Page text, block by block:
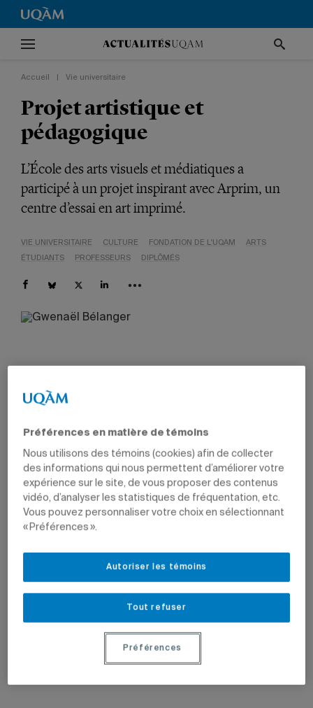
Accueil Vie universitaire
Projet artistique et
pédagogique
L’École des arts visuels et médiatiques a
participé à un projet inspirant avec Arprim, un
centre d’essai en art imprimé.
VIE UNIVERSITAIRE CULTURE FONDATION DE L'UQAM
ARTS
ÉTUDIANTS
PROFESSEURS DIPLÔMÉS
Préférences en matière de témoins
Nous utilisons des témoins (cookies) afin de collecter
des informations qui nous permettent d’améliorer votre
expérience sur le site, de vous proposer des contenus
vidéo, d’analyser les statistiques de fréquentation, etc.
Vous pouvez personnaliser votre choix en sélectionnant
« Préférences ».
Tout refuser
Autoriser les témoins
Préférences